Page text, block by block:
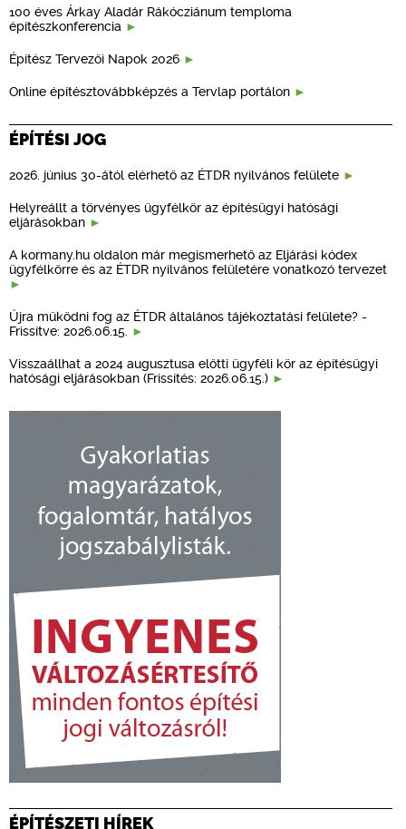
100 éves Árkay Aladár Rákócziánum temploma
építészkonferencia
Építész Tervezői Napok 2026
Online építésztovábbképzés a Tervlap portálon
ÉPÍTÉSI JOG
2026. június 30-ától elérhető az ÉTDR nyilvános felülete
Helyreállt a törvényes ügyfélkör az építésügyi hatósági
eljárásokban
A kormany.hu oldalon már megismerhető az Eljárási kódex
ügyfélkörre és az ÉTDR nyilvános felületére vonatkozó tervezet
Újra működni fog az ÉTDR általános tájékoztatási felülete? -
Frissítve: 2026.06.15.
Visszaállhat a 2024 augusztusa előtti ügyféli kör az építésügyi
hatósági eljárásokban (Frissítés: 2026.06.15.)
ÉPÍTÉSZETI HÍREK